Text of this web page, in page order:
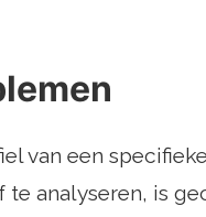
van een
analyseren, is